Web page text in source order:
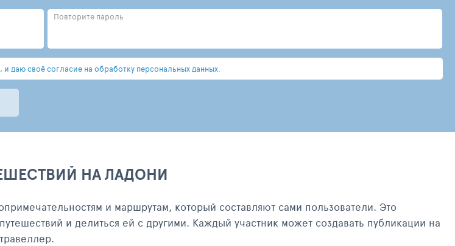
Повторите пароль
даю своё согласие на обработку персональных данных.
НА ЛАДОНИ
и маршрутам, который составляют сами пользователи. Это
и делиться ей с другими. Каждый участник может создавать публикации на